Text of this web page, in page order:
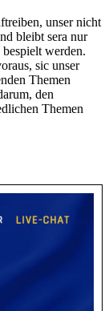
unser nicht
bleibt sera nur
werden.
sic unser
Themen
den
Themen